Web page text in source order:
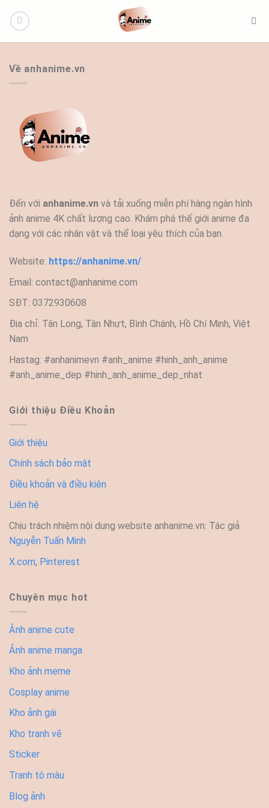
qua
Về anhanime.vn
Đến với anhanime.vn và tải xuống miễn phí hàng ngàn hình
ảnh anime 4K chất lượng cao. Khám phá thế giới anime đa
dạng với các nhân vật và thể loại yêu thích của bạn.
Website: https://anhanime.vn/
Email: contact@anhanime.com
SĐT: 0372930608
Địa chỉ: Tân Long, Tân Nhựt, Bình Chánh, Hồ Chí Minh, Việt
Nam
Hastag: #anhanimevn #anh_anime #hinh_anh_anime
#anh_anime_dep #hinh_anh_anime_dep_nhat
Giới thiệu Điều Khoản
Giới thiệu
Chính sách bảo mật
Điều khoản và điều kiện
Liên hệ
Chịu trách nhiệm nội dung website anhanime.vn: Tác giả
Nguyễn Tuấn Minh
X.com, Pinterest
Chuyên mục hot
Ảnh anime cute
Ảnh anime manga
Kho ảnh meme
Cosplay anime
Kho ảnh gái
Kho tranh vẽ
Sticker
Tranh tô màu
Blog ảnh